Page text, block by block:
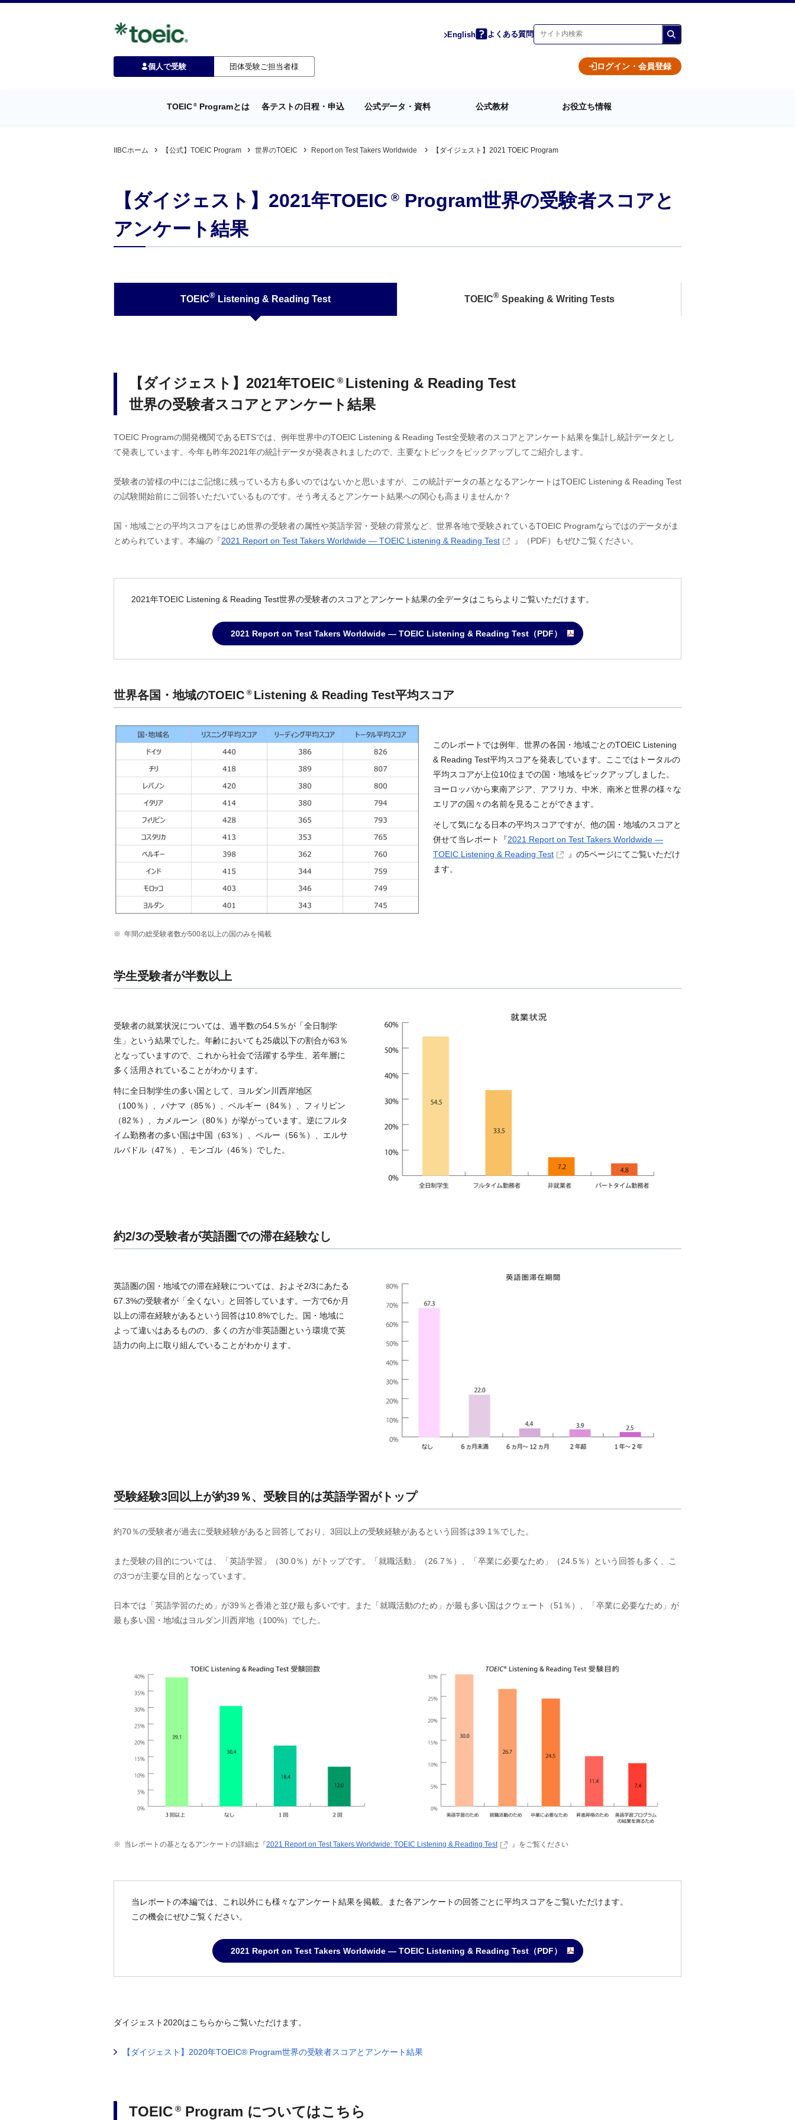
English よくある質問
個人で受験 団体受験ご担当者様 ログイン・会員登録
TOEIC ® Programとは 各テストの日程・申込 公式データ・資料 公式教材 お役立ち情報
IIBCホーム 【公式】TOEIC Program 世界のTOEIC Report on Test Takers Worldwide 【ダイジェスト】2021 TOEIC Program
【ダイジェスト】2021年TOEIC ®Program世界の受験者スコアと
アンケート結果
TOEIC® Listening & Reading Test TOEIC®Speaking & Writing Tests
【ダイジェスト】2021年TOEIC ® Listening & Reading Test
世界の受験者スコアとアンケート結果
TOEIC Programの開発機関であるETSでは、例年世界中のTOEIC Listening & Reading Test全受験者のスコアとアンケート結果を集計し統計データとし
て発表しています。今年も昨年2021年の統計データが発表されましたので、主要なトピックをピックアップしてご紹介します。
受験者の皆様の中にはご記憶に残っている方も多いのではないかと思いますが、この統計データの基となるアンケートはTOEIC Listening & Reading Test
の試験開始前にご回答いただいているものです。そう考えるとアンケート結果への関心も高まりませんか？
国・地域ごとの平均スコアをはじめ世界の受験者の属性や英語学習・受験の背景など、世界各地で受験されているTOEIC Programならではのデータがま
とめられています。本編の『2021 Report on Test Takers Worldwide ― TOEIC Listening & Reading Test 』（PDF）もぜひご覧ください。
2021年TOEIC Listening & Reading Test世界の受験者のスコアとアンケート結果の全データはこちらよりご覧いただけます。
2021 Report on Test Takers Worldwide ― TOEIC Listening & Reading Test（PDF）
世界各国・地域のTOEIC ® Listening & Reading Test平均スコア
このレポートでは例年、世界の各国・地域ごとのTOEIC Listening
& Reading Test平均スコアを発表しています。ここではトータルの
平均スコアが上位10位までの国・地域をピックアップしました。
ヨーロッパから東南アジア、アフリカ、中米、南米と世界の様々な
エリアの国々の名前を見ることができます。
そして気になる日本の平均スコアですが、他の国・地域のスコアと
併せて当レポート『2021 Report on Test Takers Worldwide ―
TOEIC Listening & Reading Test
』の5ページにてご覧いただけ
ます。
年間の総受験者数が500名以上の国のみを掲載
学生受験者が半数以上
受験者の就業状況については、過半数の54.5％が「全日制学
生」という結果でした。年齢においても25歳以下の割合が63％
となっていますので、これから社会で活躍する学生、若年層に
多く活用されていることがわかります。
特に全日制学生の多い国として、ヨルダン川西岸地区
（100％）、パナマ（85％）、ベルギー（84％）、フィリピン
（82％）、カメルーン（80％）が挙がっています。逆にフルタ
イム勤務者の多い国は中国（63％）、ペルー（56％）、エルサ
ルバドル（47％）、モンゴル（46％）でした。
約2/3の受験者が英語圏での滞在経験なし
英語圏の国・地域での滞在経験については、およそ2/3にあたる
67.3%の受験者が「全くない」と回答しています。一方で6か月
以上の滞在経験があるという回答は10.8%でした。国・地域に
よって違いはあるものの、多くの方が非英語圏という環境で英
語力の向上に取り組んでいることがわかります。
受験経験3回以上が約39％、受験目的は英語学習がトップ
約70％の受験者が過去に受験経験があると回答しており、3回以上の受験経験があるという回答は39.1％でした。
また受験の目的については、「英語学習」（30.0％）がトップです。「就職活動」（26.7％）、「卒業に必要なため」（24.5％）という回答も多く、こ
の3つが主要な目的となっています。
日本では「英語学習のため」が39％と香港と並び最も多いです。また「就職活動のため」が最も多い国はクウェート（51％）、「卒業に必要なため」が
最も多い国・地域はヨルダン川西岸地（100%）でした。
当レポートの基となるアンケートの詳細は『2021 Report on Test Takers Worldwide: TOEIC Listening & Reading Test 』をご覧ください
当レポートの本編では、これ以外にも様々なアンケート結果を掲載。また各アンケートの回答ごとに平均スコアをご覧いただけます。
この機会にぜひご覧ください。
2021 Report on Test Takers Worldwide ― TOEIC Listening & Reading Test（PDF）
ダイジェスト2020はこちらからご覧いただけます。
【ダイジェスト】2020年TOEIC® Program世界の受験者スコアとアンケート結果
TOEIC ® Program についてはこちら